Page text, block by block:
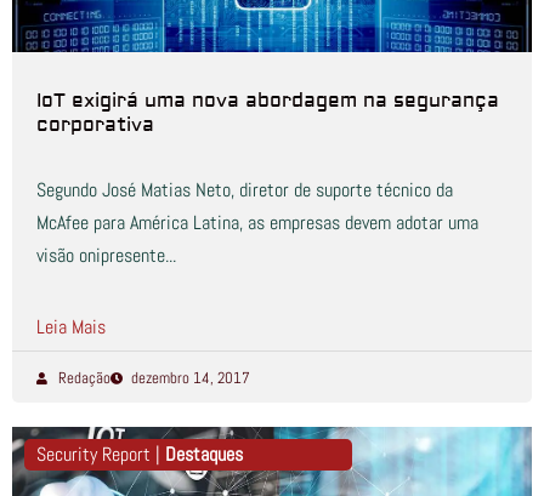
IoT exigirá uma nova abordagem na segurança
corporativa
Segundo José Matias Neto, diretor de suporte técnico da
McAfee para América Latina, as empresas devem adotar uma
visão onipresente...
Leia Mais
Redação dezembro 14, 2017
Security Report | Destaques